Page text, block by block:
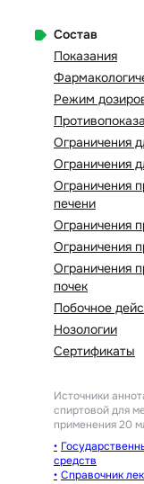
Состав
Показания
Режим
Ограничения
Ограничения
Ограничения
печени
Ограничения
Ограничения
Ограничения
почек
Побочное
Нозологии
Сертификаты
Источники
спиртовой для
применения 20
средств
Справочник